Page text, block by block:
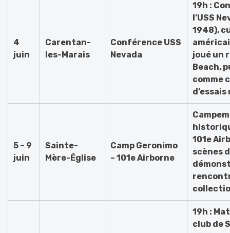
4
juin
Carentan-
les-Marais
Conférence USS
Nevada
19h :
l’USS
1948),
joué un
Beach,
comme
5 – 9
juin
Sainte-
Mère-Église
Camp Geronimo
– 101e Airborne
101e
scènes
19h :
club de